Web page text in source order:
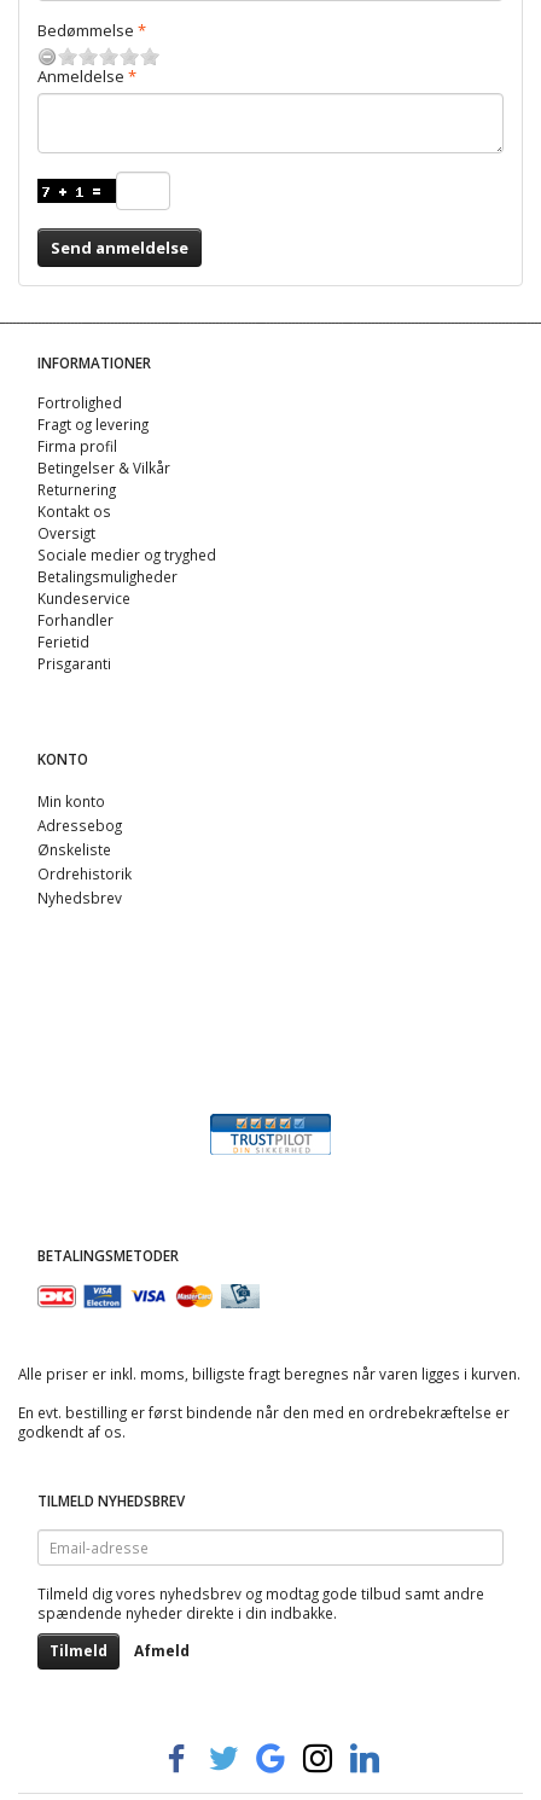
Bedømmelse
Anmeldelse
Send anmeldelse
INFORMATIONER
Fortrolighed
Fragt og levering
Firma profil
Betingelser & Vilkår
Returnering
Kontakt os
Oversigt
Sociale medier og tryghed
Betalingsmuligheder
Kundeservice
Forhandler
Ferietid
Prisgaranti
KONTO
Min konto
Adressebog
Ønskeliste
Ordrehistorik
Nyhedsbrev
BETALINGSMETODER
Alle priser er inkl. moms, billigste fragt beregnes når varen ligges i kurven.
En evt. bestilling er først bindende når den med en ordrebekræftelse er
godkendt af os.
TILMELD NYHEDSBREV
Email-
adresse
Tilmeld dig vores nyhedsbrev og modtag gode tilbud samt andre
spændende nyheder direkte i din indbakke.
Tilmeld Afmeld